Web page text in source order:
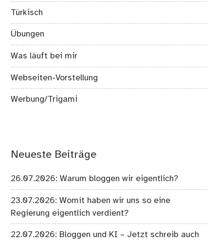
Türkisch
Übungen
Was läuft bei mir
Webseiten-Vorstellung
Werbung/Trigami
Neueste Beiträge
26.07.2026: Warum bloggen wir eigentlich?
23.07.2026: Womit haben wir uns so eine
Regierung eigentlich verdient?
22.07.2026: Bloggen und KI – Jetzt schreib auch